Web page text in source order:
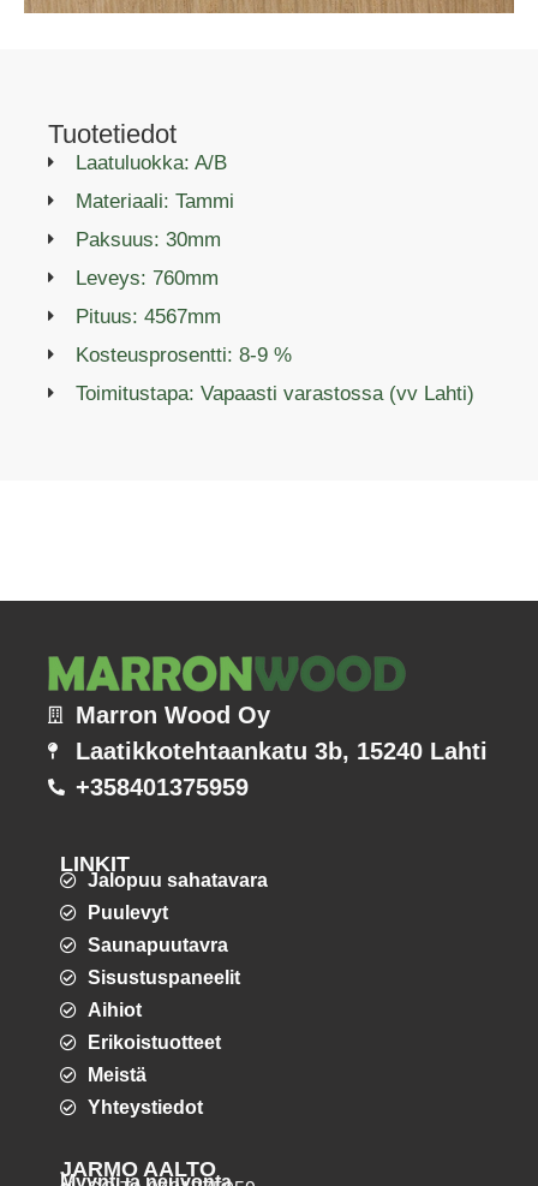
Tuotetiedot
Laatuluokka: A/B
Materiaali: Tammi
Paksuus: 30mm
Leveys: 760mm
Pituus: 4567mm
Kosteusprosentti: 8-9 %
Toimitustapa: Vapaasti varastossa (vv Lahti)
Marron Wood Oy
Laatikkotehtaankatu 3b, 15240 Lahti
+358401375959
LINKIT
Jalopuu sahatavara
Puulevyt
Saunapuutavra
Sisustuspaneelit
Aihiot
Erikoistuotteet
Meistä
Yhteystiedot
JARMO AALTO
Myynti ja neuvonta